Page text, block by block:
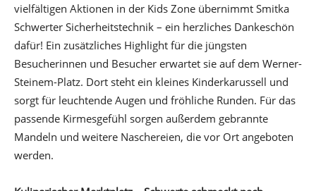
vielfältigen Aktionen in der Kids Zone übernimmt Smitka
Schwerter Sicherheitstechnik – ein herzliches Dankeschön
dafür! Ein zusätzliches Highlight für die jüngsten
Besucherinnen und Besucher erwartet sie auf dem Werner-
Steinem-Platz. Dort steht ein kleines Kinderkarussell und
sorgt für leuchtende Augen und fröhliche Runden. Für das
passende Kirmesgefühl sorgen außerdem gebrannte
Mandeln und weitere Naschereien, die vor Ort angeboten
werden.